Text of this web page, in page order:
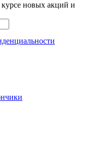
новых акций и